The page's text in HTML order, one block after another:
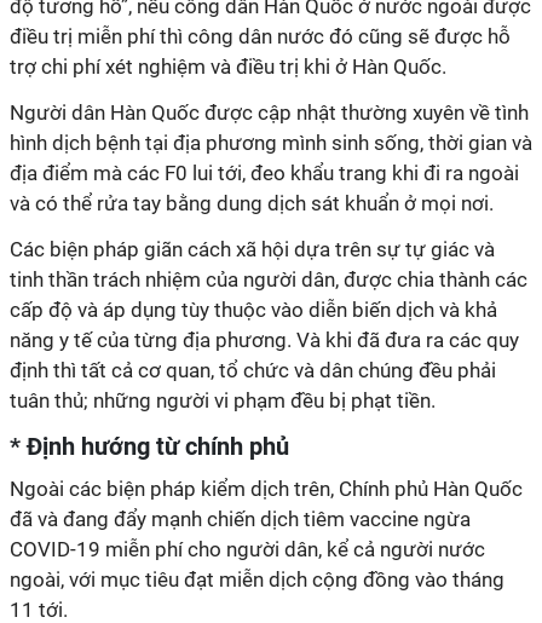
độ tương hỗ”, nếu công dân Hàn Quốc ở nước ngoài được
điều trị miễn phí thì công dân nước đó cũng sẽ được hỗ
trợ chi phí xét nghiệm và điều trị khi ở Hàn Quốc.
Người dân Hàn Quốc được cập nhật thường xuyên về tình
hình dịch bệnh tại địa phương mình sinh sống, thời gian và
địa điểm mà các F0 lui tới, đeo khẩu trang khi đi ra ngoài
và có thể rửa tay bằng dung dịch sát khuẩn ở mọi nơi.
Các biện pháp giãn cách xã hội dựa trên sự tự giác và
tinh thần trách nhiệm của người dân, được chia thành các
cấp độ và áp dụng tùy thuộc vào diễn biến dịch và khả
năng y tế của từng địa phương. Và khi đã đưa ra các quy
định thì tất cả cơ quan, tổ chức và dân chúng đều phải
tuân thủ; những người vi phạm đều bị phạt tiền.
* Định hướng từ chính phủ
Ngoài các biện pháp kiểm dịch trên, Chính phủ Hàn Quốc
đã và đang đẩy mạnh chiến dịch tiêm vaccine ngừa
COVID-19 miễn phí cho người dân, kể cả người nước
ngoài, với mục tiêu đạt miễn dịch cộng đồng vào tháng
11 tới.